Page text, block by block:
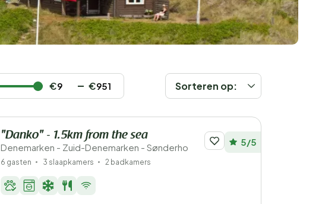
€
€ Sorteren op:
"Danko" - 1.5km from the sea
Denemarken - Zuid-Denemarken - Sønderho 5/5
6 gasten 3 slaapkamers 2 badkamers